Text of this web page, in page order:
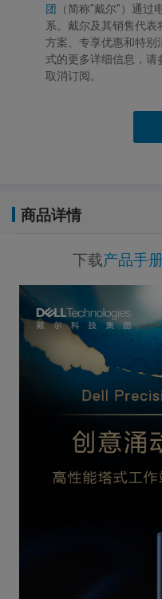
团
（简称"戴尔"）通过
系。戴尔及其销售代
方案、专享优惠和特别
式的更多详细信息，请
取消订阅。
商品详情
下载产品手